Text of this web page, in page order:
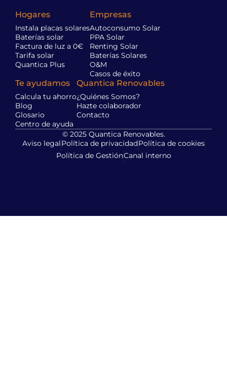
Hogares
Instala placas solares
Baterías solar
Factura de luz a 0€
Tarifa solar
Quantica Plus
Empresas
Autoconsumo Solar
PPA Solar
Renting Solar
Baterías Solares
O&M
Casos de éxito
Te ayudamos
Calcula tu ahorro
Blog
Glosario
Centro de ayuda
Quantica Renovables
¿Quiénes Somos?
Hazte colaborador
Contacto
© 2025 Quantica Renovables.
Aviso legalPolítica de privacidadPolítica de cookies
Política de GestiónCanal interno